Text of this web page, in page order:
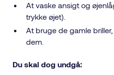
At vaske ansigt og
trykke øjet).
At bruge de gamle
dem.
Du skal dog undgå: